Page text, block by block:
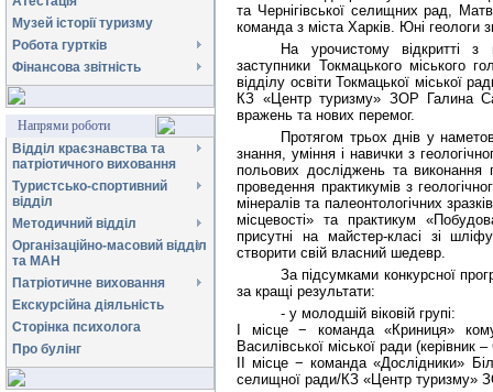
Музей історії туризму
Робота гуртків
Фінансова звітність
Напрями роботи
Відділ краєзнавства та
патріотичного виховання
Туристсько-спортивний
відділ
Методичний відділ
Організаційно-масовий відділ
та МАН
Патріотичне виховання
Екскурсійна діяльність
Сторінка психолога
Про булінг
та Чернігівської селищних рад,
команда з міста Харків. Юні геологи
На урочистому відкритті
заступники Токмацького міського
відділу освіти Токмацької міської
КЗ «Центр туризму» ЗОР Галина
вражень та нових перемог.
Протягом трьох днів у
знання, уміння і навички з
польових досліджень та
проведення практикумів з
мінералів та палеонтологічних
місцевості» та практикум
присутні на майстер-класі зі
створити свій власний шедевр.
За підсумками конкурсної
за кращі результати:
- у молодшій віковій групі:
І місце − команда «Криниця»
Василівської міської ради
ІІ місце − команда «Дослідники»
селищної ради/КЗ «Центр туризму»